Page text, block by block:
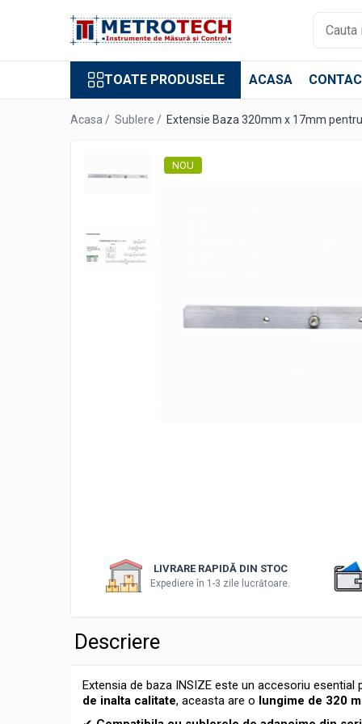
Sublere digitale
Sublere digitale de adancime
Sublere speciale digitale
Sublere speciale mecanice
Micrometre mecanice de interior in
Micrometre pentru caneluri
Micrometre cu varfuri ascutite
Micrometre pentru filete
TOATE PRODUSELE ACASA
Acasa / Sublere / Extensie Baza 320mm x 17mm
NOU
LIVRARE RAPIDĂ DIN STOC
Expediere în 1-3 zile lucrătoare.
Descriere
Extensia de baza INSIZE este un accesoriu
de inalta calitate, aceasta are o lungime de 320